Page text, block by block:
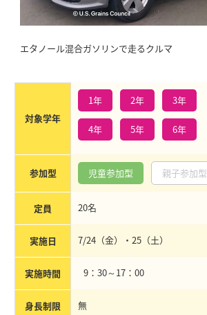
エタノール混合ガソリンで走るクルマ
対象学年
1年 2年 3年
4年 5年 6年
参加型 児童参加型 親子参加型
定員 20名
実施日 7/24（金）・25（土）
実施時間 9：30～17：00
身長制限 無